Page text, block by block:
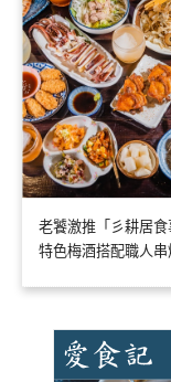
老饕激推「彡耕居
特色梅酒搭配職人